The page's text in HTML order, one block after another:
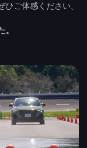
ご体感ください。